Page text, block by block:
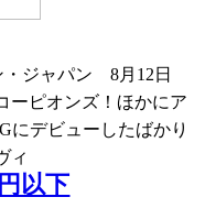
・ジャパン 8月12日
ーピオンズ！ほかにア
にデビューしたばかり
ィ